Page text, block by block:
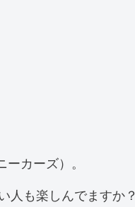
カーズ）。
人も楽しんでますか？